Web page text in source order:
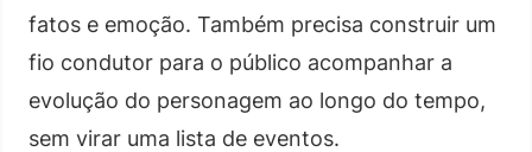
fatos e emoção. Também precisa construir um
fio condutor para o público acompanhar a
evolução do personagem ao longo do tempo,
sem virar uma lista de eventos.